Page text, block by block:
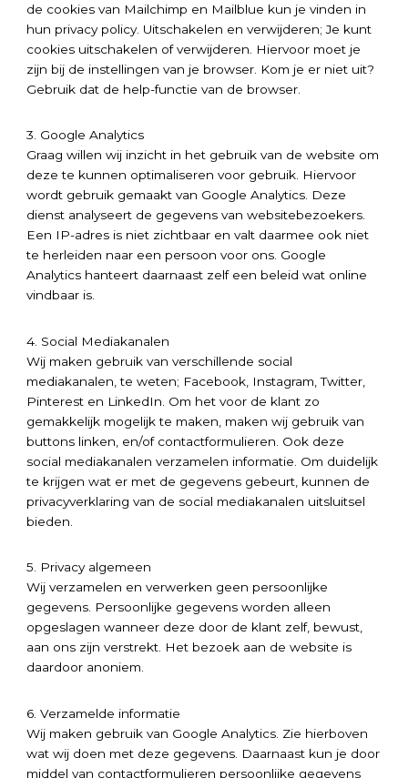
de cookies van Mailchimp en Mailblue kun je vinden in
hun privacy policy. Uitschakelen en verwijderen; Je kunt
cookies uitschakelen of verwijderen. Hiervoor moet je
zijn bij de instellingen van je browser. Kom je er niet uit?
Gebruik dat de help-functie van de browser.
3. Google Analytics
Graag willen wij inzicht in het gebruik van de website om
deze te kunnen optimaliseren voor gebruik. Hiervoor
wordt gebruik gemaakt van Google Analytics. Deze
dienst analyseert de gegevens van websitebezoekers.
Een IP-adres is niet zichtbaar en valt daarmee ook niet
te herleiden naar een persoon voor ons. Google
Analytics hanteert daarnaast zelf een beleid wat online
vindbaar is.
4. Social Mediakanalen
Wij maken gebruik van verschillende social
mediakanalen, te weten; Facebook, Instagram, Twitter,
Pinterest en LinkedIn. Om het voor de klant zo
gemakkelijk mogelijk te maken, maken wij gebruik van
buttons linken, en/of contactformulieren. Ook deze
social mediakanalen verzamelen informatie. Om duidelijk
te krijgen wat er met de gegevens gebeurt, kunnen de
privacyverklaring van de social mediakanalen uitsluitsel
bieden.
5. Privacy algemeen
Wij verzamelen en verwerken geen persoonlijke
gegevens. Persoonlijke gegevens worden alleen
opgeslagen wanneer deze door de klant zelf, bewust,
aan ons zijn verstrekt. Het bezoek aan de website is
daardoor anoniem.
6. Verzamelde informatie
Wij maken gebruik van Google Analytics. Zie hierboven
wat wij doen met deze gegevens. Daarnaast kun je door
middel van contactformulieren persoonlijke gegevens